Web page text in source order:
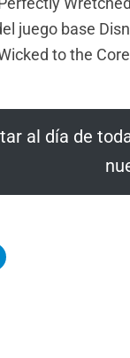
juego base
to the
al día de